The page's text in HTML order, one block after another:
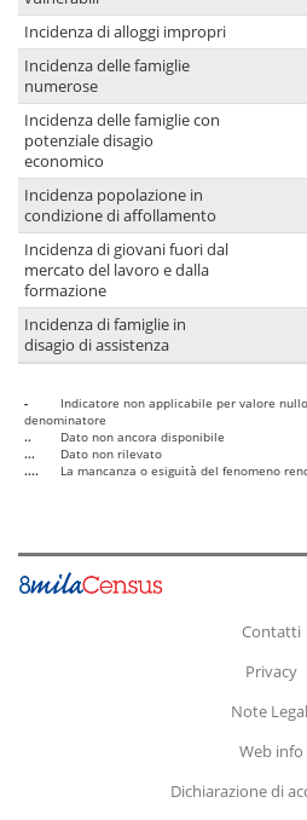
Incidenza di alloggi impropri
Incidenza delle famiglie
numerose
Incidenza delle famiglie con
potenziale disagio
economico
Incidenza popolazione in
condizione di affollamento
Incidenza di giovani fuori dal
mercato del lavoro e dalla
formazione
Incidenza di famiglie in
disagio di assistenza
-
Indicatore non applicabile per valore
denominatore
..
Dato non ancora disponibile
...
Dato non rilevato
....
La mancanza o esiguità del fenomeno
Contatti
Privacy
Note
Web info
Dichiarazione di